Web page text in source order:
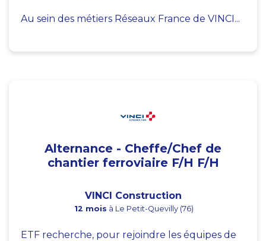
Au sein des métiers Réseaux France de VINCI...
Alternance - Cheffe/Chef de
chantier ferroviaire F/H F/H
VINCI Construction
12 mois à Le Petit-Quevilly (76)
ETF recherche, pour rejoindre les équipes de